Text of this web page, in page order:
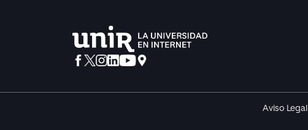
Aviso Legal